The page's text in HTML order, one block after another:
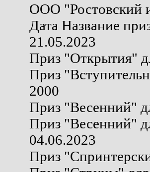
ООО "Ростовский
Дата Название
21.05.2023
Приз "Открытия"
Приз
2000
Приз "Весенний"
Приз "Весенний"
04.06.2023
Приз